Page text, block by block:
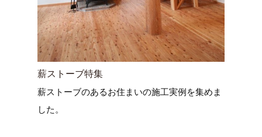
薪ストーブ特集
薪ストーブのあるお住まいの施工実例を集めま
した。